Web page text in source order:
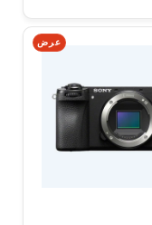
عرض